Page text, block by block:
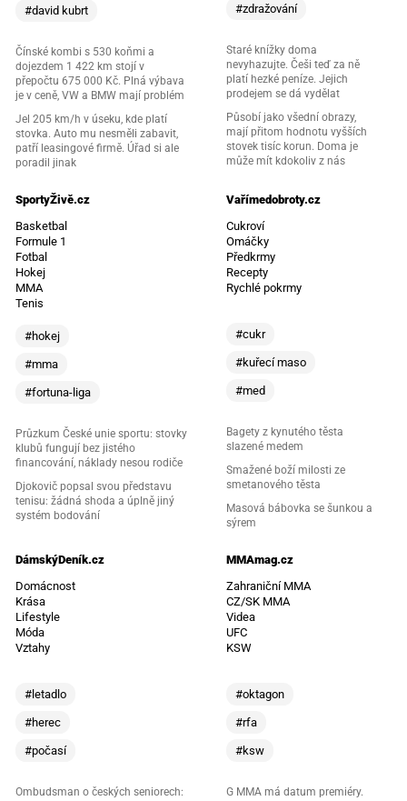
#david kubrt
Čínské kombi s 530 koňmi a
dojezdem 1 422 km stojí v
přepočtu 675 000 Kč. Plná výbava
je v ceně, VW a BMW mají problém
Jel 205 km/h v úseku, kde platí
stovka. Auto mu nesměli zabavit,
patří leasingové firmě. Úřad si ale
poradil jinak
#zdražování
Staré knížky doma
nevyhazujte. Češi teď za ně
platí hezké peníze. Jejich
prodejem se dá vydělat
Působí jako všední obrazy,
mají přitom hodnotu vyšších
stovek tisíc korun. Doma je
může mít kdokoliv z nás
SportyŽivě.cz
Basketbal
Formule 1
Fotbal
Hokej
MMA
Tenis
#hokej
#mma
#fortuna-liga
Průzkum České unie sportu: stovky
klubů fungují bez jistého
financování, náklady nesou rodiče
Djokovič popsal svou představu
tenisu: žádná shoda a úplně jiný
systém bodování
Vařímedobroty.cz
Cukroví
Omáčky
Předkrmy
Recepty
Rychlé pokrmy
#cukr
#kuřecí maso
#med
Bagety z kynutého těsta
slazené medem
Smažené boží milosti ze
smetanového těsta
Masová bábovka se šunkou a
sýrem
DámskýDeník.cz
Domácnost
Krása
Lifestyle
Móda
Vztahy
#letadlo
#herec
#počasí
Ombudsman o českých seniorech:
MMAmag.cz
Zahraniční MMA
CZ/SK MMA
Videa
UFC
KSW
#oktagon
#rfa
#ksw
G MMA má datum premiéry.